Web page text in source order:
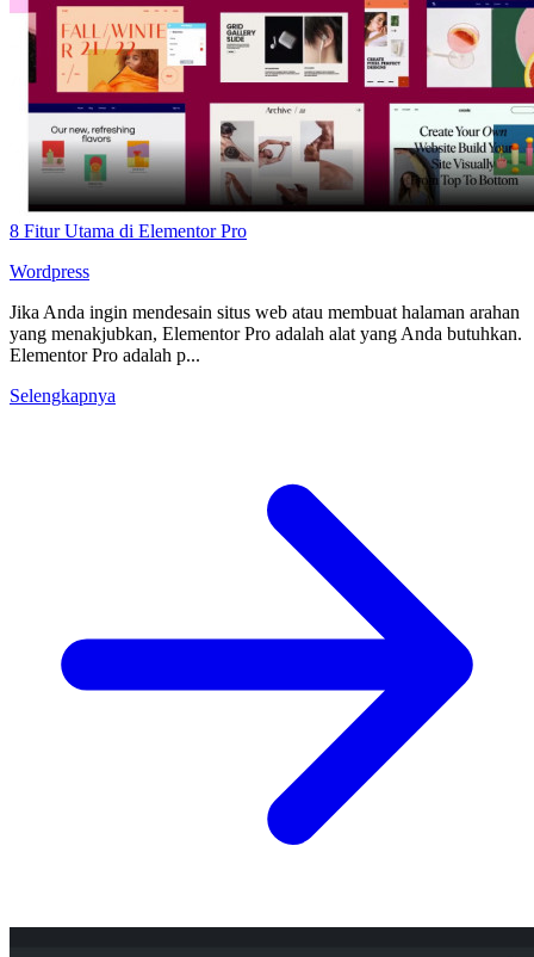
8 Fitur Utama di Elementor Pro
Wordpress
Jika Anda ingin mendesain situs web atau membuat halaman arahan
yang menakjubkan, Elementor Pro adalah alat yang Anda butuhkan.
Elementor Pro adalah p...
Selengkapnya